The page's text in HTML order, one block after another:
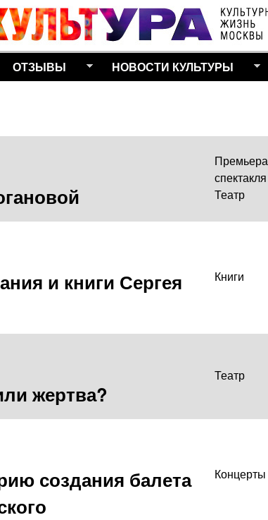
Перейти к основному
содержанию
ОТЗЫВЫ НОВОСТИ КУЛЬТУРЫ
Премьера
спектакля
Театр
и книги Сергея
Книги
жертва?
Театр
создания балета
Концерты